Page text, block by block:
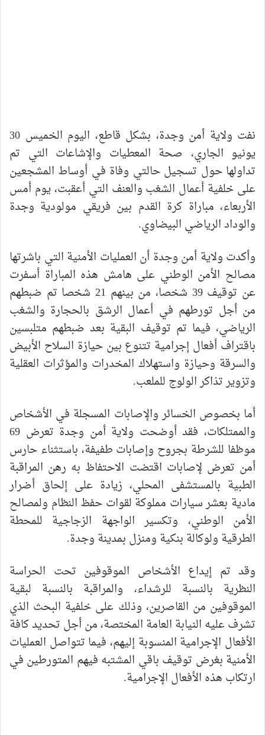
نفت ولاية أمن وجدة، بشكل قاطع، اليوم الخميس 30
يونيو الجاري، صحة المعطيات والإشاعات التي تم
تداولها حول تسجيل حالتي وفاة في أوساط المشجعين
على خلفية أعمال الشغب والعنف التي أعقبت، يوم أمس
الأربعاء، مباراة كرة القدم بين فريقي مولودية وجدة
والوداد الرياضي البيضاوي.
وأكدت ولاية أمن وجدة أن العمليات الأمنية التي باشرتها
مصالح الأمن الوطني على هامش هذه المباراة أسفرت
عن توقيف 39 شخصا، من بينهم 21 شخصا تم ضبطهم
من أجل تورطهم في أعمال الرشق بالحجارة والشغب
الرياضي، فيما تم توقيف البقية بعد ضبطهم متلبسين
باقتراف أفعال إجرامية تتنوع بين حيازة السلاح الأبيض
والسرقة وحيازة واستهلاك المخدرات والمؤثرات العقلية
وتزوير تذاكر الولوج للملعب.
أما بخصوص الخسائر والإصابات المسجلة في الأشخاص
والممتلكات، فقد أوضحت ولاية أمن وجدة تعرض 69
موظفا للشرطة بجروح وإصابات طفيفة، باستثناء حارس
أمن تعرض لإصابات اقتضت الاحتفاظ به رهن المراقبة
الطبية بالمستشفى المحلي، زيادة على إلحاق أضرار
مادية بعشر سيارات مملوكة لقوات حفظ النظام ولمصالح
الأمن الوطني، وتكسير الواجهة الزجاجية للمحطة
الطرقية ولوكالة بنكية ومنزل بمدينة وجدة.
وقد تم إيداع الأشخاص الموقوفين تحت الحراسة
النظرية بالنسبة للرشداء، والمراقبة بالنسبة لبقية
الموقوفين من القاصرين، وذلك على خلفية البحث الذي
تشرف عليه النيابة العامة المختصة، من أجل تحديد كافة
الأفعال الإجرامية المنسوبة إليهم، فيما تتواصل العمليات
الأمنية بغرض توقيف باقي المشتبه فيهم المتورطين في
ارتكاب هذه الأفعال الإجرامية.